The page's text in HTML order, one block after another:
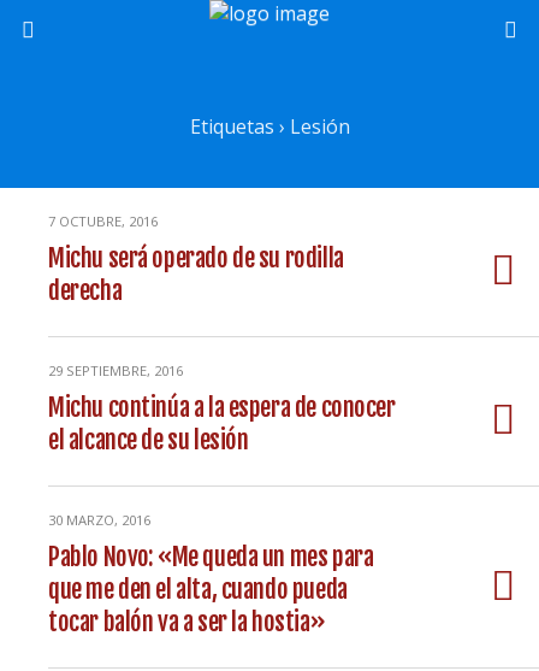
Etiquetas › Lesión
7 OCTUBRE, 2016
Michu será operado de su rodilla
derecha
29 SEPTIEMBRE, 2016
Michu continúa a la espera de conocer
el alcance de su lesión
30 MARZO, 2016
Pablo Novo: «Me queda un mes para
que me den el alta, cuando pueda
tocar balón va a ser la hostia»